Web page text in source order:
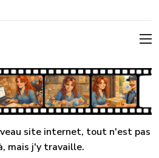
site internet, tout n'est pas
mais j'y travaille.